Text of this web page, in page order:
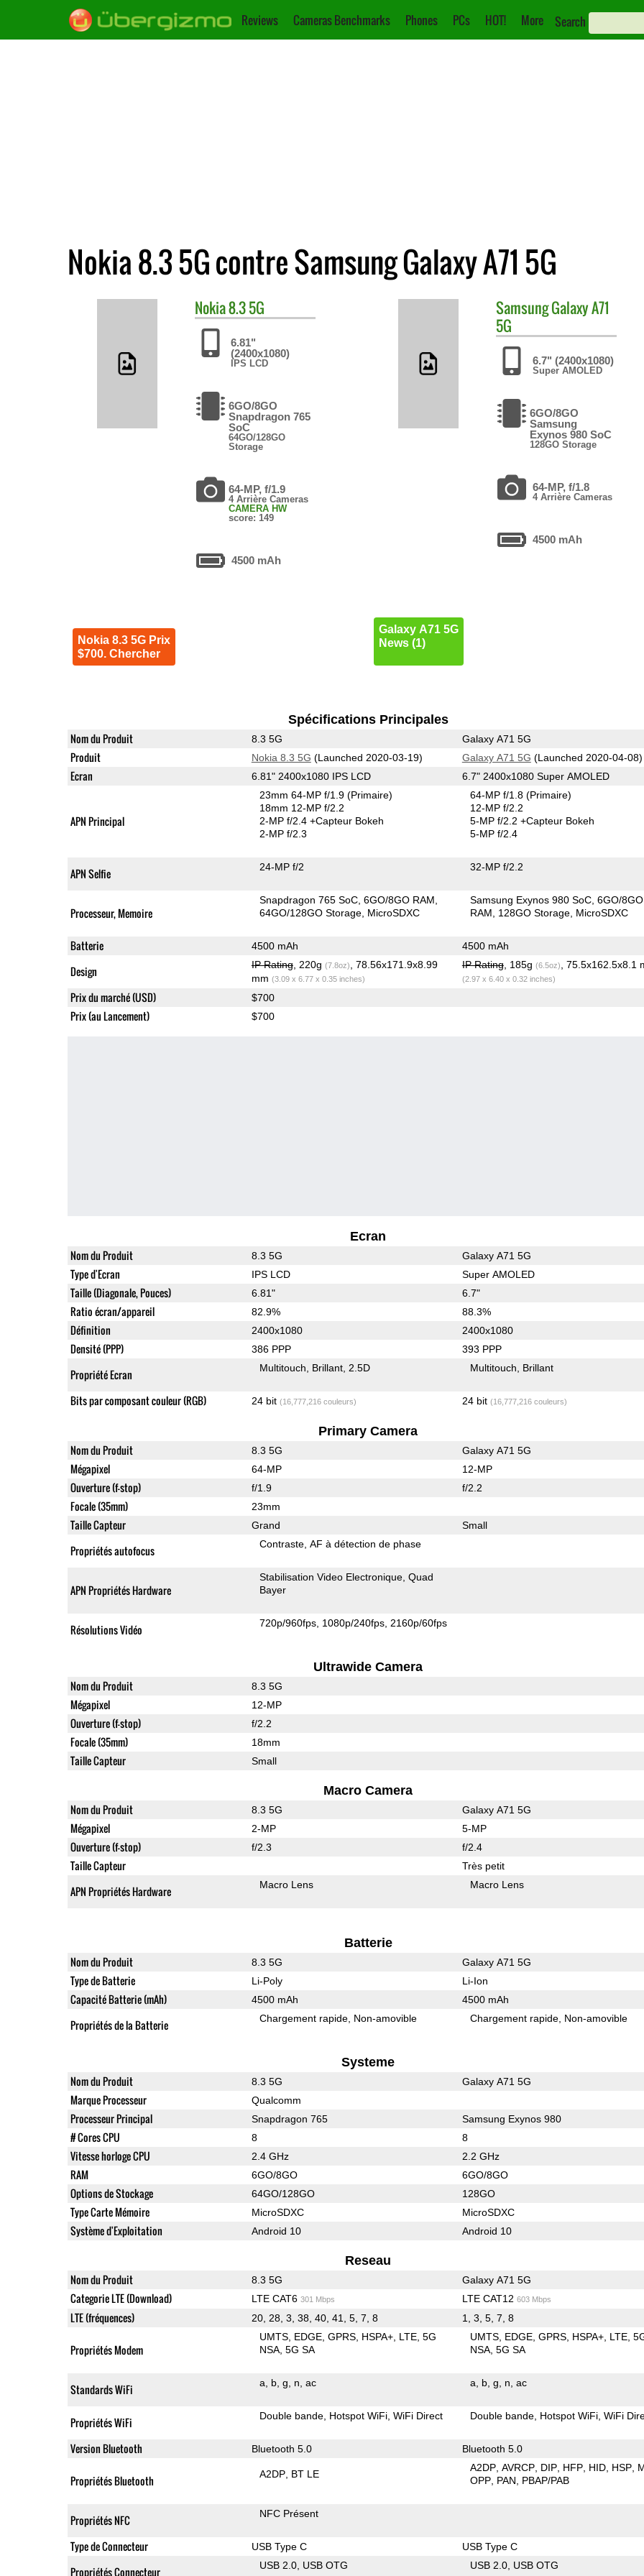
Reviews Cameras Benchmarks Phones PCs HOT! More Search
Nokia 8.3 5G contre Samsung Galaxy A71 5G
Nokia8.3 5G
6.81"
(2400x1080)
IPS LCD
6GO/8GO
Snapdragon 765
SoC
64GO/128GO
Storage
64-MP, f/1.9
4 Arrière Cameras
CAMERA HW
score: 149
4500 mAh
Nokia 8.3 5G Prix
$700. Chercher
SamsungGalaxy A71
5G
6.7" (2400x1080)
Super AMOLED
6GO/8GO
Samsung
Exynos 980 SoC
128GO Storage
64-MP, f/1.8
4 Arrière Cameras
4500 mAh
Galaxy A71 5G
News (1)
Spécifications Principales
Nom du Produit 8.3 5G Galaxy A71 5G
Produit Nokia 8.3 5G (Launched 2020-03-19) Galaxy A71 5G (Launched 2020-04-08)
Ecran 6.81" 2400x1080 IPS LCD 6.7" 2400x1080 Super AMOLED
APN Principal
23mm 64-MP f/1.9(Primaire)
18mm 12-MP f/2.2
2-MP f/2.4+Capteur Bokeh
2-MP f/2.3
64-MP f/1.8(Primaire)
12-MP f/2.2
5-MP f/2.2+Capteur Bokeh
5-MP f/2.4
APN Selfie 24-MP f/2 32-MP f/2.2
Processeur, Memoire
Snapdragon 765 SoC 6GO/8GO RAM
64GO/128GO Storage MicroSDXC
Samsung Exynos 980 SoC 6GO/8GO
RAM
128GO Storage MicroSDXC
Batterie 4500 mAh 4500 mAh
Design IP Rating, 220g (7.8oz)
, 78.56x171.9x8.99
mm (3.09 x 6.77 x 0.35 inches)
IP Rating, 185g (6.5oz) , 75.5x162.5x8.1
(2.97 x 6.40 x 0.32 inches)
Prix du marché (USD) $700
Prix (au Lancement) $700
Ecran
Nom du Produit 8.3 5G Galaxy A71 5G
Type d'Ecran IPS LCD Super AMOLED
Taille (Diagonale, Pouces) 6.81" 6.7"
Ratio écran/appareil 82.9% 88.3%
Définition 2400x1080 2400x1080
Densité (PPP) 386 PPP 393 PPP
Propriété Ecran Multitouch Brillant 2.5D Multitouch Brillant
Bits par composant couleur (RGB) 24 bit (16,777,216 couleurs) 24 bit (16,777,216 couleurs)
Primary Camera
Nom du Produit 8.3 5G Galaxy A71 5G
Mégapixel 64-MP 12-MP
Ouverture (f-stop) f/1.9 f/2.2
Focale (35mm) 23mm
Taille Capteur Grand Small
Propriétés autofocus Contraste AF à détection de phase
APN Propriétés Hardware
Stabilisation Video Electronique Quad
Bayer
Résolutions Vidéo 720p/960fps 1080p/240fps 2160p/60fps
Ultrawide Camera
Nom du Produit 8.3 5G
Mégapixel 12-MP
Ouverture (f-stop) f/2.2
Focale (35mm) 18mm
Taille Capteur Small
Macro Camera
Nom du Produit 8.3 5G Galaxy A71 5G
Mégapixel 2-MP 5-MP
Ouverture (f-stop) f/2.3 f/2.4
Taille Capteur Très petit
APN Propriétés Hardware Macro Lens Macro Lens
Batterie
Nom du Produit 8.3 5G Galaxy A71 5G
Type de Batterie Li-Poly Li-Ion
Capacité Batterie (mAh) 4500 mAh 4500 mAh
Propriétés de la Batterie Chargement rapide Non-amovible Chargement rapide Non-amovible
Systeme
Nom du Produit 8.3 5G Galaxy A71 5G
Marque Processeur Qualcomm
Processeur Principal Snapdragon 765 Samsung Exynos 980
# Cores CPU 8 8
Vitesse horloge CPU 2.4 GHz 2.2 GHz
RAM 6GO/8GO 6GO/8GO
Options de Stockage 64GO/128GO 128GO
Type Carte Mémoire MicroSDXC MicroSDXC
Système d'Exploitation Android 10 Android 10
Reseau
Nom du Produit 8.3 5G Galaxy A71 5G
Categorie LTE (Download) LTE CAT6 301 Mbps LTE CAT12 603 Mbps
LTE (fréquences) 20, 28, 3, 38, 40, 41, 5, 7, 8 1, 3, 5, 7, 8
Propriétés Modem
UMTS EDGE GPRS HSPA+ LTE 5G
NSA 5G SA
UMTS EDGE GPRS HSPA+ LTE
NSA 5G SA
Standards WiFi a b g n ac a b g n ac
Propriétés WiFi Double bande Hotspot WiFi WiFi Direct Double bande Hotspot WiFi WiFi
Version Bluetooth Bluetooth 5.0 Bluetooth 5.0
Propriétés Bluetooth A2DP BT LE
A2DP AVRCP DIP HFP HID HSP
OPP PAN PBAP/PAB
Propriétés NFC NFC Présent
Type de Connecteur USB Type C USB Type C
Propriétés Connecteur USB 2.0 USB OTG USB 2.0 USB OTG